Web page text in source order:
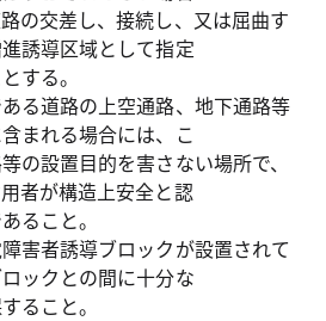
差し、接続し、又は屈曲す
誘導区域として指定
る。
路の上空通路、地下通路等
まれる場合には、こ
目的を害さない場所で、
者が構造上安全と認
こと。
誘導ブロックが設置されて
ックとの間に十分な
こと。